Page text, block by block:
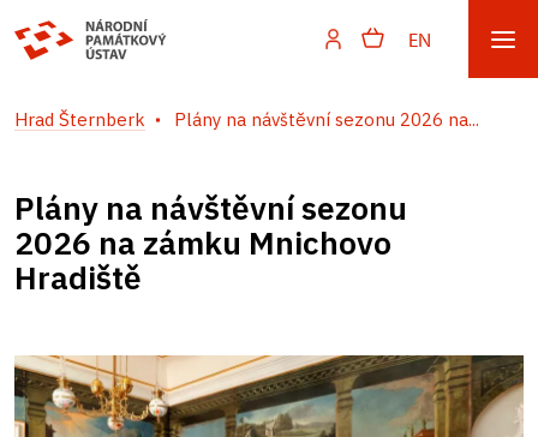
EN
Hrad Šternberk Plány na návštěvní sezonu 2026 na...
Plány na návštěvní sezonu
2026 na zámku Mnichovo
Hradiště